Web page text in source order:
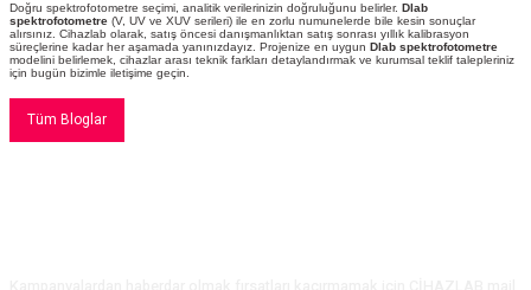
Doğru spektrofotometre seçimi, analitik verilerinizin doğruluğunu belirler. Dlab
spektrofotometre (V, UV ve XUV serileri) ile en zorlu numunelerde bile kesin sonuçlar
alırsınız. Cihazlab olarak, satış öncesi danışmanlıktan satış sonrası yıllık kalibrasyon
süreçlerine kadar her aşamada yanınızdayız. Projenize en uygun Dlab spektrofotometre
modelini belirlemek, cihazlar arası teknik farkları detaylandırmak ve kurumsal teklif talepleriniz
için bugün bizimle iletişime geçin.
Tüm Bloglar